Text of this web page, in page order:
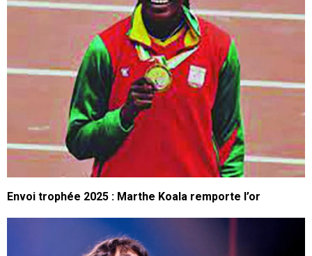
Envoi trophée 2025 : Marthe Koala remporte l’or